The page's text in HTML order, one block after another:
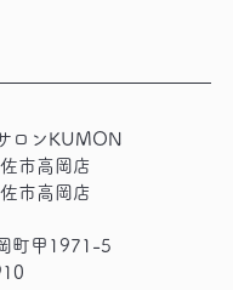
ロンKUMON
市高岡店
市高岡店
町甲1971-5